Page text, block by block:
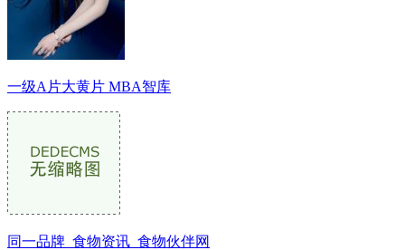
一级A片大黄片 MBA智库
同一品牌_食物资讯_食物伙伴网